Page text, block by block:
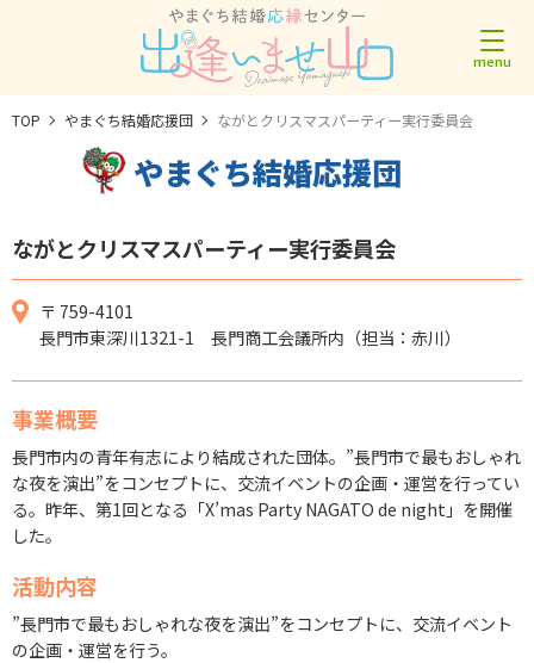
TOP やまぐち結婚応援団 ながとクリスマスパーティー実行委員会
やまぐち結婚応援団
ながとクリスマスパーティー実行委員会
〒 759-4101
長門市東深川1321-1 長門商工会議所内（担当：赤川）
事業概要
長門市内の青年有志により結成された団体。”長門市で最もおしゃれ
な夜を演出”をコンセプトに、交流イベントの企画・運営を行ってい
る。昨年、第1回となる「X’mas Party NAGATO de night」を開催
した。
活動内容
”長門市で最もおしゃれな夜を演出”をコンセプトに、交流イベント
の企画・運営を行う。